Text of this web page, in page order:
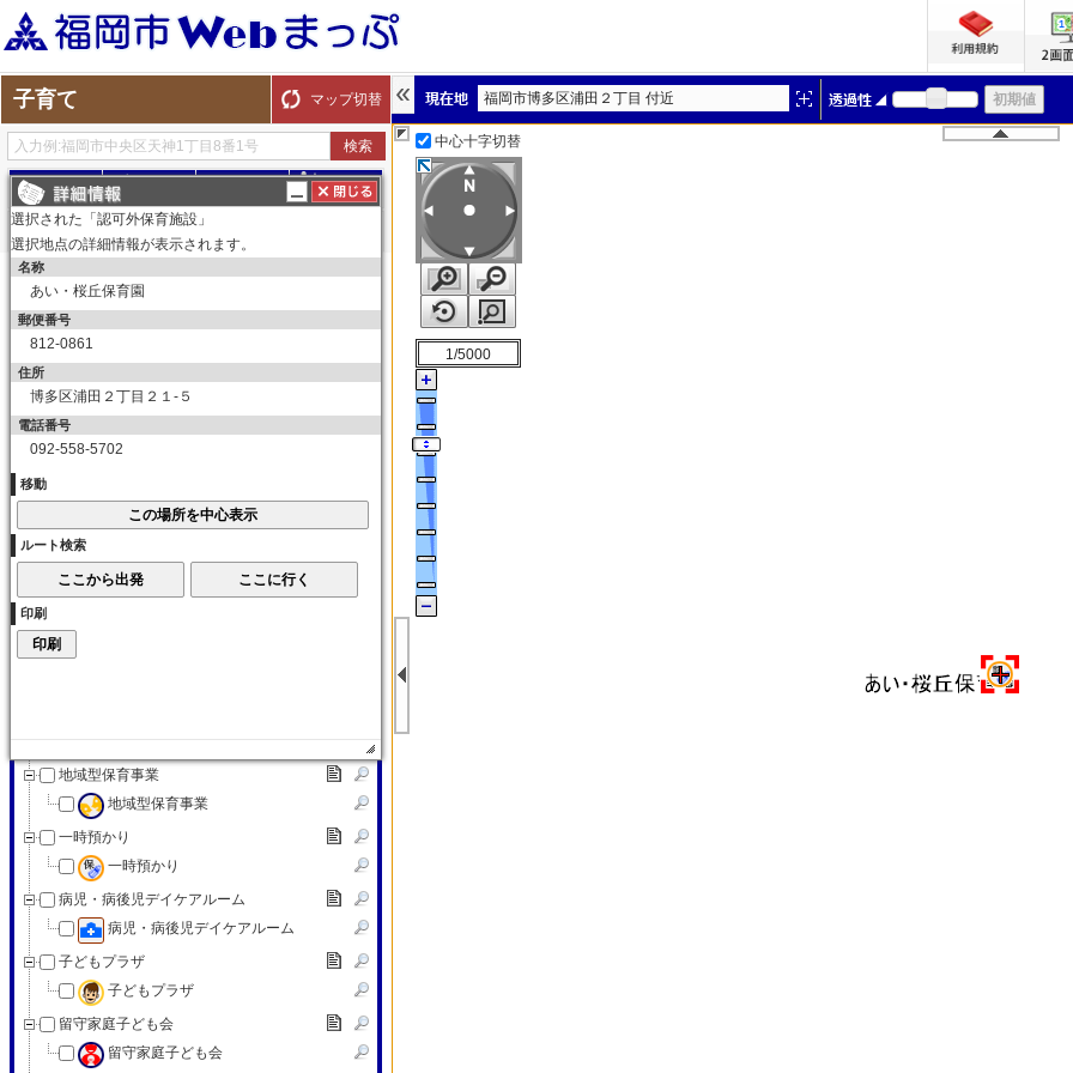
子育て マップ切替
探す ルート
子育て
保育所（園）
保育所（園）
幼稚園
子育て交流サロン
子育て（その他）
赤ちゃんの駅
認可外保育施設
地域型保育事業
地域型保育事業
一時預かり
一時預かり
病児・病後児デイケアルーム
病児・病後児デイケアルーム
子どもプラザ
子どもプラザ
留守家庭子ども会
留守家庭子ども会
福岡市博多区浦田２丁目 付近
中心十字切替
1/5000
選択された「認可外保育施設」
選択地点の詳細情報が表示されます。
名称
あい・桜丘保育園
郵便番号
812-0861
住所
博多区浦田２丁目２１-５
電話番号
092-558-5702
移動
ルート検索
印刷